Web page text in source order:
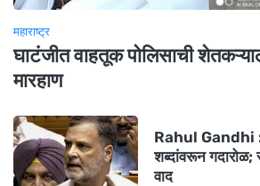
महाराष्ट्र
घाटंजीत वाहतूक पोलिसाची
मारहाण
Rahul Gandhi
शब्दांवरून गदारोळ;
वाद